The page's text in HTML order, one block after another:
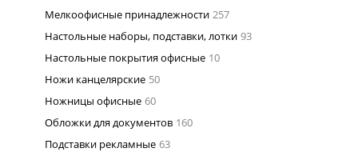
Мелкоофисные принадлежности 257
Настольные наборы, подставки, лотки 93
Настольные покрытия офисные 10
Ножи канцелярские 50
Ножницы офисные 60
Обложки для документов 160
Подставки рекламные 63